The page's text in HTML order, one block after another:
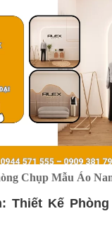
Chụp Mẫu Áo
Thiết Kế